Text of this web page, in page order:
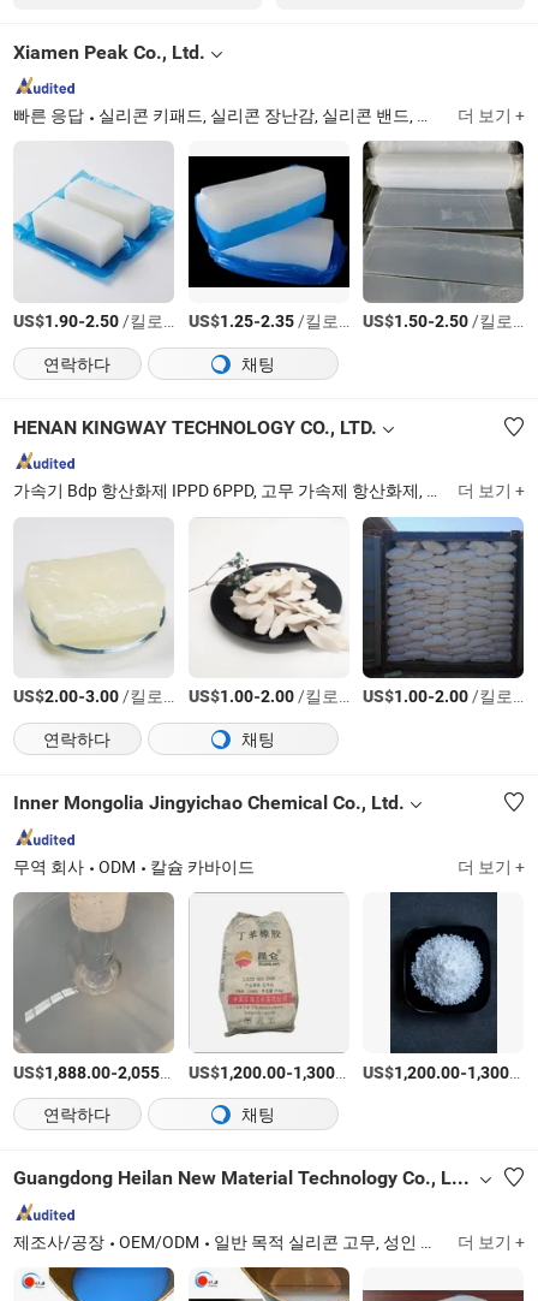
Xiamen Peak Co., Ltd.
빠른 응답 실리콘 키패드, 실리콘 장난감, 실리콘 밴드, 실리콘 파이프, 실리콘 마우스가드, 실리콘 손잡이 더 보기 +
US$1.90-2.50/킬로그램 US$1.25-2.35/킬로그램 US$1.50-2.50/킬로그램
연락하다
채팅
HENAN KINGWAY TECHNOLOGY CO., LTD.
가속기 Bdp 항산화제 IPPD 6PPD, 고무 가속제 항산화제, 희토류 산화물 La2o3 고순도, 세라믹 원료 및 안료, 수처리 PAC, 식품 첨가물, 알루미늄 수산화물 고체 표면, 세륨 염화물 무수물, 나트륨 글루코네이트, 이산화티타늄 루타일 등급 더 보기 +
US$2.00-3.00/킬로그램 US$1.00-2.00/킬로그램 US$1.00-2.00/킬로그램
연락하다
채팅
Inner Mongolia Jingyichao Chemical Co., Ltd.
무역 회사 ODM 칼슘 카바이드 더 보기 +
US$1,888.00-2,055.00 /티
US$1,200.00-1,300.00 /티
US$1,200.00-1,300.00
연락하다
채팅
Guangdong Heilan New Material Technology Co., Ltd.
제조사/공장 OEM/ODM 일반 목적 실리콘 고무, 성인 인형용 실리콘 고무, 절연체용 실리콘 고무, 식품 등급 실리콘 고무, HTV/HCR 실리콘 고무, 높은 찢어짐 강도 실리콘 고무, 몰딩 실리콘 고무, 고투명 실리콘 고무, 난연성 실리콘, 고투명 압출 실리콘 고무 더 보기 +